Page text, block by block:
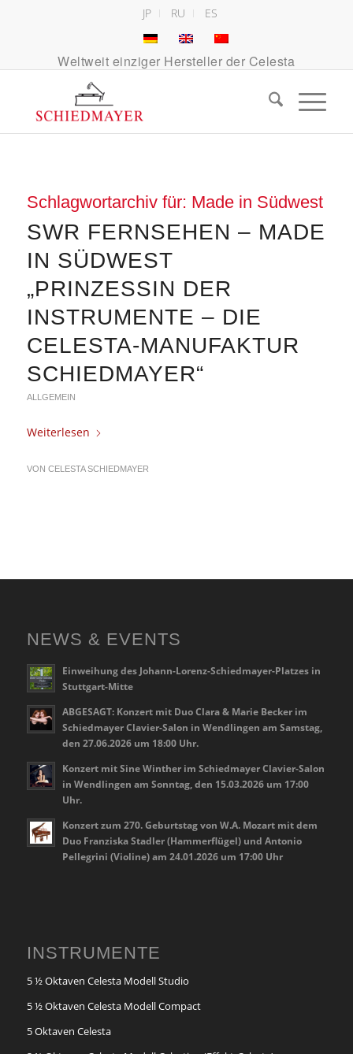
JP RU ES
Weltweit einziger Hersteller der Celesta
Schlagwortarchiv für: Made in Südwest
SWR FERNSEHEN – MADE
IN SÜDWEST
„PRINZESSIN DER
INSTRUMENTE – DIE
CELESTA-MANUFAKTUR
SCHIEDMAYER“
ALLGEMEIN
Weiterlesen
VON CELESTA SCHIEDMAYER
NEWS & EVENTS
Einweihung des Johann-Lorenz-Schiedmayer-Platzes in
Stuttgart-Mitte
ABGESAGT: Konzert mit Duo Clara & Marie Becker im
Schiedmayer Clavier-Salon in Wendlingen am Samstag,
den 27.06.2026 um 18:00 Uhr.
Konzert mit Sine Winther im Schiedmayer Clavier-Salon
in Wendlingen am Sonntag, den 15.03.2026 um 17:00
Uhr.
Konzert zum 270. Geburtstag von W.A. Mozart mit dem
Duo Franziska Stadler (Hammerflügel) und Antonio
Pellegrini (Violine) am 24.01.2026 um 17:00 Uhr
INSTRUMENTE
5 ½ Oktaven Celesta Modell Studio
5 ½ Oktaven Celesta Modell Compact
5 Oktaven Celesta